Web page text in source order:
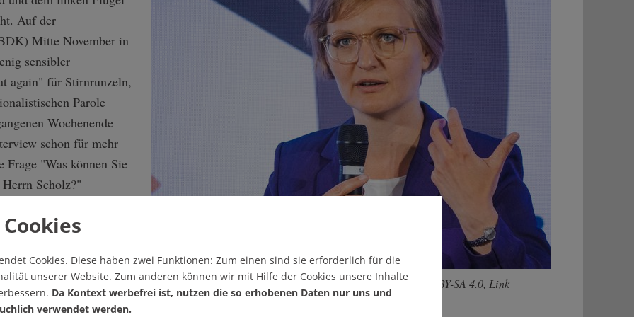
Grünen-Chefin Franziska Brantner. Foto: Florianreichelt, CC BY-SA 4.0, Link
Auf der
Mitte November in
sensibler
again" für Stirnrunzeln,
Parole
Wochenende
schon für mehr
"Was können Sie
Scholz?"
Und sie stimmt
besser zu
Realissima vom
Cookies. Diese haben zwei Funktionen: Zum einen sind sie erforderlich für die
unserer Website. Zum anderen können wir mit Hilfe der Cookies unsere Inhalte
Da Kontext werbefrei ist, nutzen die so erhobenen Daten nur uns und
verwendet werden.